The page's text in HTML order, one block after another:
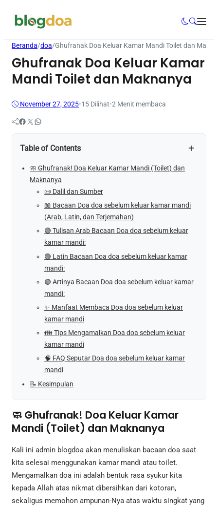
Beranda/doa/Ghufranak Doa Keluar Kamar Mandi Toilet dan
Ghufranak Doa Keluar Kamar
Mandi Toilet dan Maknanya
November 27, 2025•15 Dilihat•2 Menit membaca
Facebook Twitter WhatsApp
Table of Contents +
🧼 Ghufranak! Doa Keluar Kamar Mandi (Toilet) dan
Maknanya
📜 Dalil dan Sumber
📖 Bacaan Doa doa sebelum keluar kamar mandi
(Arab, Latin, dan Terjemahan)
🟢 Tulisan Arab Bacaan Doa doa sebelum keluar
kamar mandi:
🟢 Latin Bacaan Doa doa sebelum keluar kamar
mandi:
🟢 Artinya Bacaan Doa doa sebelum keluar kamar
mandi:
✨ Manfaat Membaca Doa doa sebelum keluar
kamar mandi
👪 Tips Mengamalkan Doa doa sebelum keluar
kamar mandi
🧠 FAQ Seputar Doa doa sebelum keluar kamar
mandi
📝 Kesimpulan
🧼 Ghufranak! Doa Keluar Kamar
Mandi (Toilet) dan Maknanya
Kali ini admin blogdoa akan menuliskan bacaan doa saat
kita selesai menggunakan kamar mandi atau toilet.
Mengamalkan doa ini adalah bentuk rasa syukur kita
kepada Allah atas nikmat dibersihkan dari kotoran,
sekaligus memohon ampunan-Nya atas waktu singkat yang